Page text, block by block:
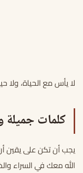
لا يأس مع الحياة، ولا
كلمات جميلة
يجب أن تكن على يقين
الله معك في السراء